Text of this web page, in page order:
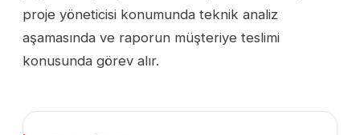
proje yöneticisi konumunda teknik analiz
aşamasında ve raporun müşteriye teslimi
konusunda görev alır.